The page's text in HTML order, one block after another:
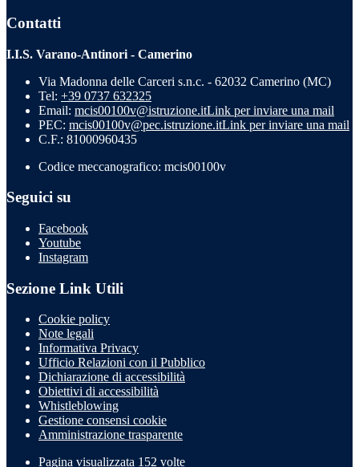
Contatti
I.I.S. Varano-Antinori - Camerino
Via Madonna delle Carceri s.n.c. - 62032 Camerino (MC)
Tel: +39 0737 632325
Email: mcis00100v@istruzione.itLink per inviare una mail
PEC: mcis00100v@pec.istruzione.itLink per inviare una mail
C.F.: 81000960435
Codice meccanografico: mcis00100v
Seguici su
Facebook
Youtube
Instagram
Sezione Link Utili
Cookie policy
Note legali
Informativa Privacy
Ufficio Relazioni con il Pubblico
Dichiarazione di accessibilità
Obiettivi di accessibilità
Whistleblowing
Gestione consensi cookie
Amministrazione trasparente
Pagina visualizzata 152 volte